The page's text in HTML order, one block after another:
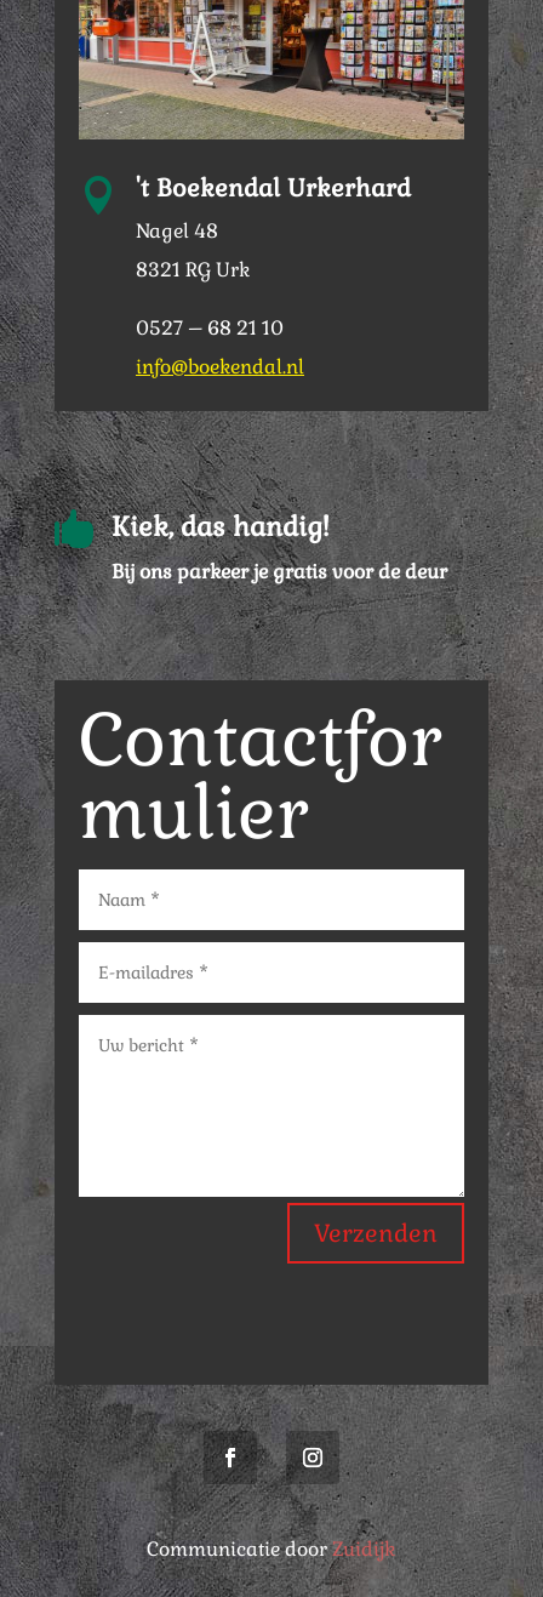
 't Boekendal Urkerhard
Nagel 48
8321 RG Urk
0527 – 68 21 10
info@boekendal.nl
 Kiek, das handig!
Bij ons parkeer je gratis voor de deur
Contactfor
mulier
Verzenden
Communicatie doorZuidijk